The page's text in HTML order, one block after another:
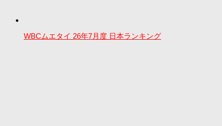
WBCムエタイ 26年7月度 日本ランキング